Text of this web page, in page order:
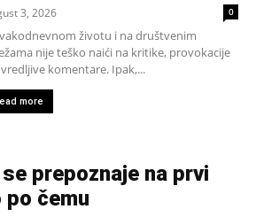
3, 2026 0
životu i na društvenim
nije teško naići na kritike, provokacije
komentare. Ipak,...
more
prepoznaje na prvi
po čemu